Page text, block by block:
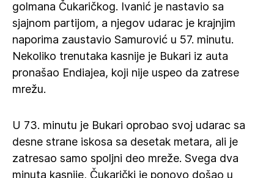
golmana Čukaričkog. Ivanić je nastavio sa
sjajnom partijom, a njegov udarac je krajnjim
naporima zaustavio Samurović u 57. minutu.
Nekoliko trenutaka kasnije je Bukari iz auta
pronašao Endiajea, koji nije uspeo da zatrese
mrežu.
U 73. minutu je Bukari oprobao svoj udarac sa
desne strane iskosa sa desetak metara, ali je
zatresao samo spoljni deo mreže. Svega dva
minuta kasnije, Čukarički je ponovo došao u